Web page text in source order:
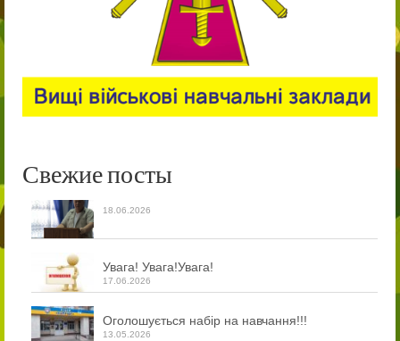
Свежие посты
18.06.2026
Увага! Увага!Увага!
17.06.2026
Оголошується набір на навчання!!!
13.05.2026